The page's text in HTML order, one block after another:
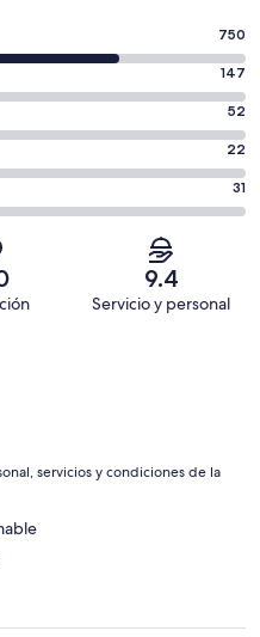
750
147
52
22
31
9.4
Servicio y personal
servicios y condiciones de la